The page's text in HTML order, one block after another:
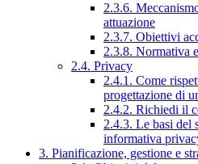
2.3.6.
attuazione
2.3.7. Obiettivi
2.3.8. Normativa
2.4. Privacy
2.4.1. Come
progettazione di
2.4.2. Richiedi il
2.4.3. Le basi del
informativa
3. Pianificazione, gestione e